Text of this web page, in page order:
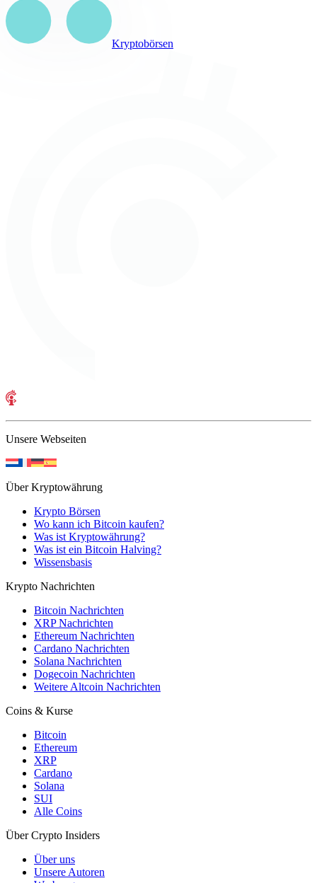
Kryptobörsen
Unsere Webseiten
Über Kryptowährung
Krypto Börsen
Wo kann ich Bitcoin kaufen?
Was ist Kryptowährung?
Was ist ein Bitcoin Halving?
Wissensbasis
Krypto Nachrichten
Bitcoin Nachrichten
XRP Nachrichten
Ethereum Nachrichten
Cardano Nachrichten
Solana Nachrichten
Dogecoin Nachrichten
Weitere Altcoin Nachrichten
Coins & Kurse
Bitcoin
Ethereum
XRP
Cardano
Solana
SUI
Alle Coins
Über Crypto Insiders
Über uns
Unsere Autoren